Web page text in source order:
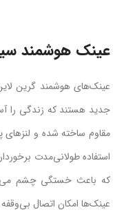
عینک هوشمند
عینک‌های هوشمند گرین
جدید هستند که زندگی را